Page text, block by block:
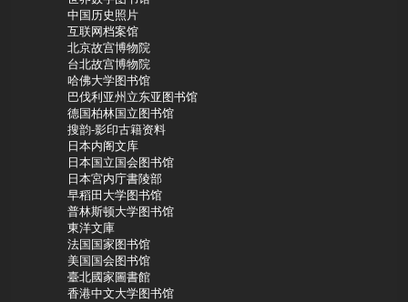
中国历史照片
互联网档案馆
北京故宫博物院
台北故宫博物院
哈佛大学图书馆
巴伐利亚州立东亚图书馆
德国柏林国立图书馆
搜韵-影印古籍资料
日本内阁文库
日本国立国会图书馆
日本宮内庁書陵部
早稻田大学图书馆
普林斯顿大学图书馆
東洋文庫
法国国家图书馆
美国国会图书馆
臺北國家圖書館
香港中文大学图书馆